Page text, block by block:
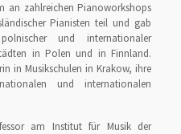
an zahlreichen Pianoworkshops
Pianisten teil und gab
und internationaler
in Polen und in Finnland.
in Musikschulen in Krakow, ihre
und internationalen
am Institut für Musik der